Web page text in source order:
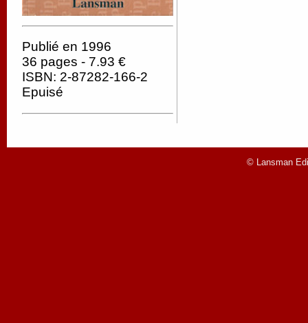
Publié en 1996
36 pages - 7.93 €
ISBN: 2-87282-166-2
Epuisé
© Lansman